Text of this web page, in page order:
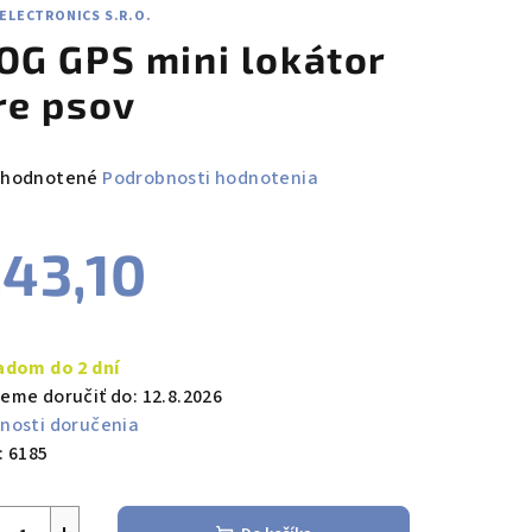
S.R.O.
GPS mini lokátor
psov
Podrobnosti hodnotenia
do 2 dní
doručiť do: 12.8.2026
doručenia
6185